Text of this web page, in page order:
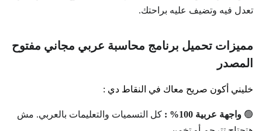
تعدل فيه وتضيف عليه براحتك.
مميزات تحميل برنامج محاسبة عربي مجاني مفتوح
المصدر
خليني أكون صريح معاك في النقاط دي :
🟢 واجهة عربية 100% :
كل التسميات والتعليمات بالعربي. مش